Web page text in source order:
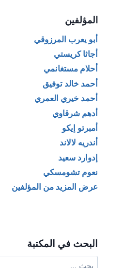
المؤلفين
أبو يعرب المرزوقي
أجاثا كريستي
أحلام مستغانمي
أحمد خالد توفيق
أحمد خيري العمري
أدهم شرقاوي
أمبرتو إيكو
أندريه لالاند
إدوارد سعيد
نعوم تشومسكي
عرض المزيد من المؤلفين
البحث في المكتبة